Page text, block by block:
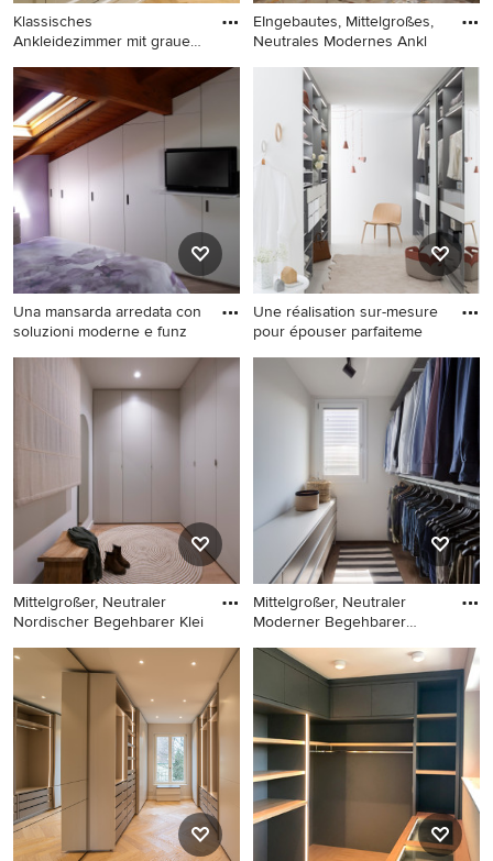
Klassisches
Ankleidezimmer mit grauen
Klassisches Ankleidezimmer
mit grauen Schränken in
Berlin
EIngebautes, Mittelgroßes,
Neutrales Modernes Ankl
EIngebautes, Mittelgroßes,
Neutrales Modernes
Ankleidezimmer mit
flächenbündigen
Schrankfronten und grauen
Schränken in Rom
Una mansarda arredata con
soluzioni moderne e funz
EIngebautes, Kleines,
Neutrales Modernes
Ankleidezimmer mit
flächenbündigen
Schränken, Porzellan-
Bodenfliesen, braunem
Boden und freigelegten
Dachbalken in Sonstige
Une réalisation sur-mesure
pour épouser parfaiteme
Großes, Neutrales
Skandinavisches
Ankleidezimmer mit
Ankleidebereich, offenen
Schränken und grauen
Schränken in Lyon
Mittelgroßer, Neutraler
Nordischer Begehbarer Klei
Mittelgroßer, Neutraler
Nordischer Begehbarer
Kleiderschrank mit
flächenbündigen
Schrankfronten, grauen
Schränken, braunem
Holzboden und braunem
Boden in Barcelona
Mittelgroßer, Neutraler
Moderner Begehbarer
Mittelgroßer, Neutraler
Moderner Begehbarer
Kleiderschrank mit
flächenbündigen
Schrankfronten, grauen
Schränken, braunem
Holzboden und braunem
Boden in Bologna